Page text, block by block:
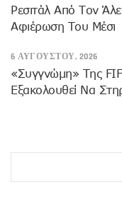
Ρεσιτάλ Από Τον
Αφιέρωση Του Μέσι
6 ΑΥΓΟΎΣΤΟΥ, 2026
«Συγγνώμη» Της
Εξακολουθεί Να